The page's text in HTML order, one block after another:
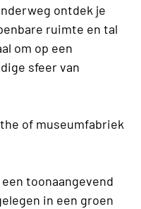
ontdek je
ruimte en tal
om op een
sfeer van
of museumfabriek
toonaangevend
in een groen